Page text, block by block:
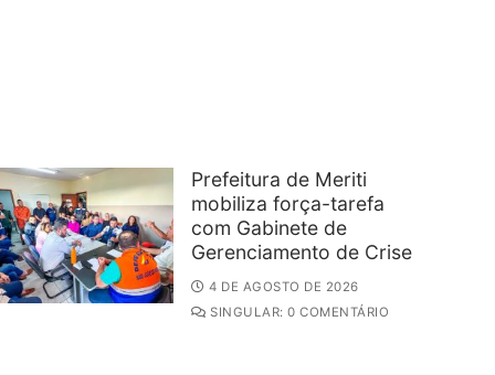
Prefeitura de Meriti
mobiliza força-tarefa
com Gabinete de
Gerenciamento de Crise
4 DE AGOSTO DE 2026
SINGULAR: 0 COMENTÁRIO